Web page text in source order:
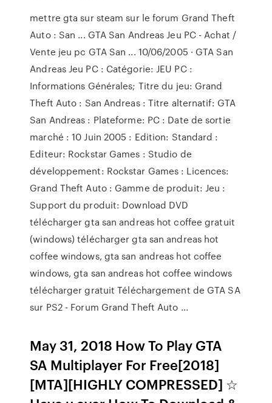
mettre gta sur steam sur le forum Grand Theft
Auto : San ... GTA San Andreas Jeu PC - Achat /
Vente jeu pc GTA San ... 10/06/2005 · GTA San
Andreas Jeu PC : Catégorie: JEU PC :
Informations Générales; Titre du jeu: Grand
Theft Auto : San Andreas : Titre alternatif: GTA
San Andreas : Plateforme: PC : Date de sortie
marché : 10 Juin 2005 : Edition: Standard :
Editeur: Rockstar Games : Studio de
développement: Rockstar Games : Licences:
Grand Theft Auto : Gamme de produit: Jeu :
Support du produit: Download DVD
télécharger gta san andreas hot coffee gratuit
(windows) télécharger gta san andreas hot
coffee windows, gta san andreas hot coffee
windows, gta san andreas hot coffee windows
télécharger gratuit Téléchargement de GTA SA
sur PS2 - Forum Grand Theft Auto ...
May 31, 2018 How To Play GTA
SA Multiplayer For Free[2018]
[MTA][HIGHLY COMPRESSED] ☆